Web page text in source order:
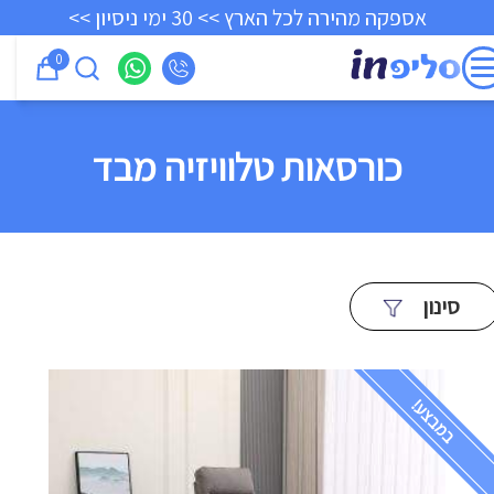
אספקה מהירה לכל הארץ >> 30 ימי ניסיון >>
0
כורסאות טלוויזיה מבד
סינון
במבצע!